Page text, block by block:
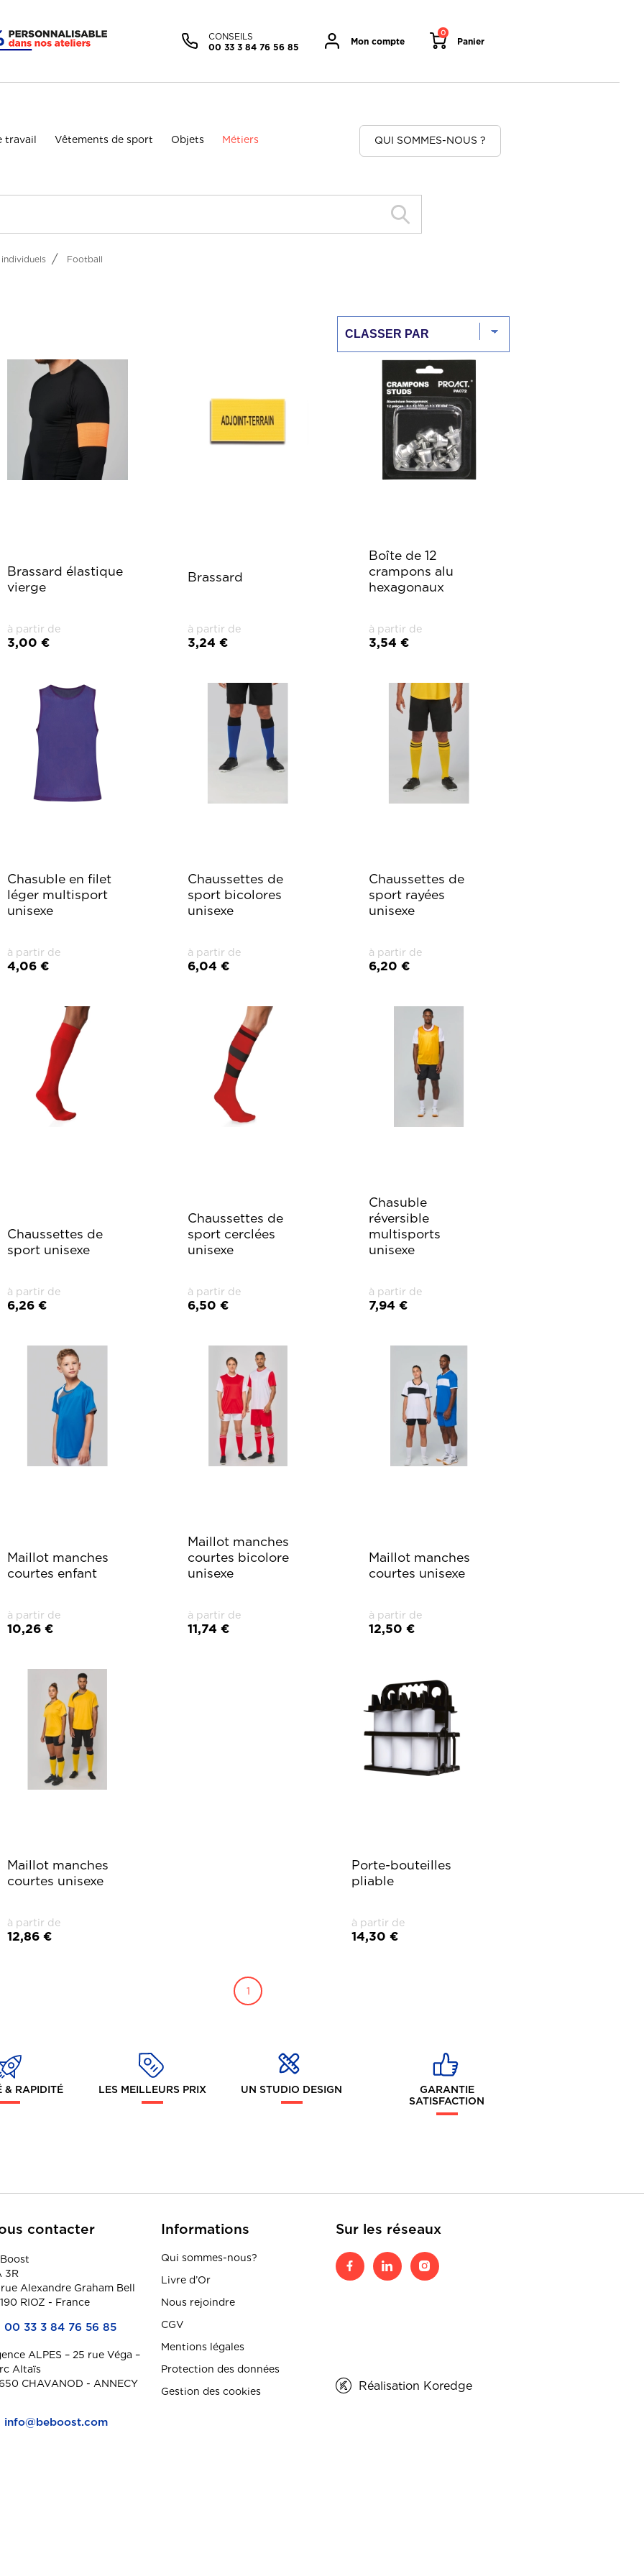
CONSEILS
00 33 3 84 76 56 85
Mon compte
0
Panier
travail Vêtements de sport Objets Métiers QUI SOMMES-NOUS ?
Football
Brassard élastique
vierge
à partir de
3,00 €
Brassard
à partir de
3,24 €
Boîte de 12
crampons alu
hexagonaux
à partir de
3,54 €
Chasuble en filet
léger multisport
unisexe
à partir de
4,06 €
Chaussettes de
sport bicolores
unisexe
à partir de
6,04 €
Chaussettes de
sport rayées
unisexe
à partir de
6,20 €
Chaussettes de
sport unisexe
à partir de
6,26 €
Chaussettes de
sport cerclées
unisexe
à partir de
6,50 €
Chasuble
réversible
multisports
unisexe
à partir de
7,94 €
Maillot manches
courtes enfant
à partir de
10,26 €
Maillot manches
courtes bicolore
unisexe
à partir de
11,74 €
Maillot manches
courtes unisexe
à partir de
12,50 €
Maillot manches
courtes unisexe
à partir de
12,86 €
Porte-bouteilles
pliable
à partir de
14,30 €
1
& RAPIDITÉ LES MEILLEURS PRIX UN STUDIO DESIGN
GARANTIE
SATISFACTION
contacter
3R
rue Alexandre Graham Bell
RIOZ - France
00 33 3 84 76 56 85
ALPES – 25 rue Véga –
Altaïs
CHAVANOD - ANNECY
info@beboost.com
Informations
Qui sommes-nous?
Livre d’Or
Nous rejoindre
CGV
Mentions légales
Protection des données
Gestion des cookies
Sur les réseaux
Réalisation Koredge